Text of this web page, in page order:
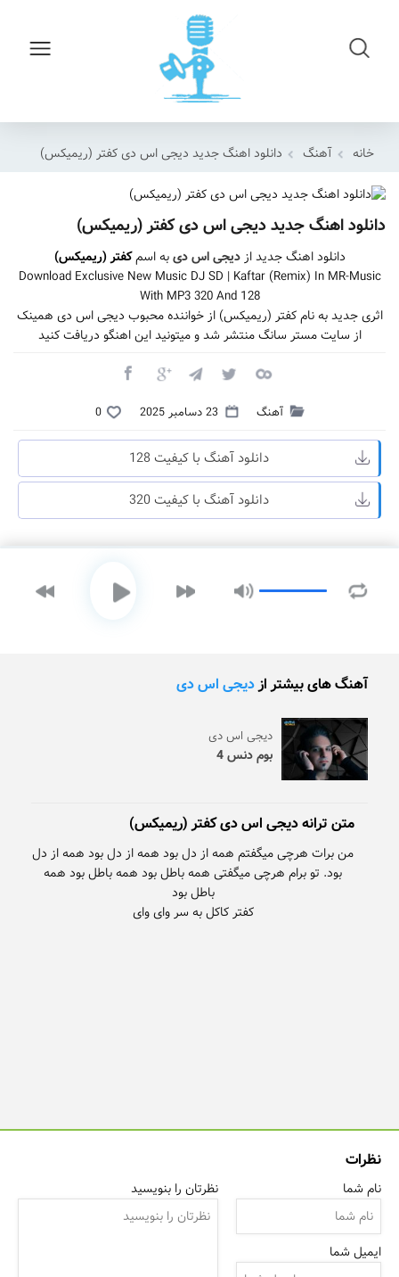
خانه آهنگ دانلود اهنگ جدید دیجی اس دی کفتر (ریمیکس)
دانلود اهنگ جدید دیجی اس دی کفتر (ریمیکس)
دانلود اهنگ جدید ازدیجی اس دیبه اسمکفتر (ریمیکس)
Download Exclusive New Music DJ SD | Kaftar (Remix) In MR-Music
With MP3 320 And 128
اثری جدید به نام کفتر (ریمیکس) از خواننده محبوب دیجی اس دی همینک
از سایت مستر سانگ منتشر شد و میتونید این اهنگو دریافت کنید
آهنگ 23 دسامبر 2025 0
دانلود آهنگ با کیفیت 128
دانلود آهنگ با کیفیت 320
آهنگ های بیشتر ازدیجی اس دی
دیجی اس دی
بوم دنس 4
متن ترانه دیجی اس دی کفتر (ریمیکس)
من برات هرچی میگفتم همه از دل بود همه از دل بود همه از دل
بود. تو برام هرچی میگفتی همه باطل بود همه باطل بود همه
کفتر کاکل به سر وای وای
نظرات
نام شما
ایمیل شما
نظرتان را بنویسید